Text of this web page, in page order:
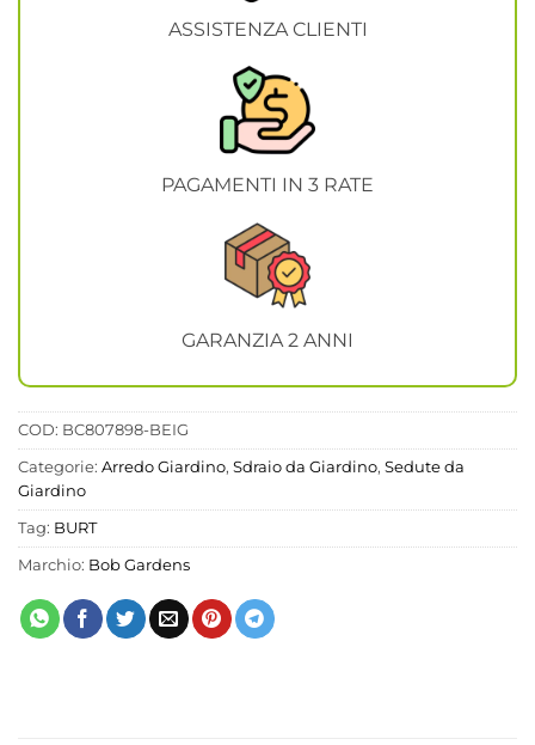
ASSISTENZA CLIENTI
PAGAMENTI IN 3 RATE
GARANZIA 2 ANNI
COD: BC807898-BEIG
Categorie: Arredo Giardino, Sdraio da Giardino, Sedute da
Giardino
Tag: BURT
Marchio: Bob Gardens